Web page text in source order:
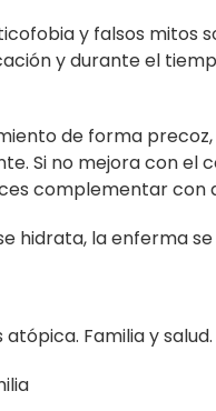
y falsos mitos
y durante el
de forma
Si no mejora con
complementar
hidrata, la enferma
Familia y salud.